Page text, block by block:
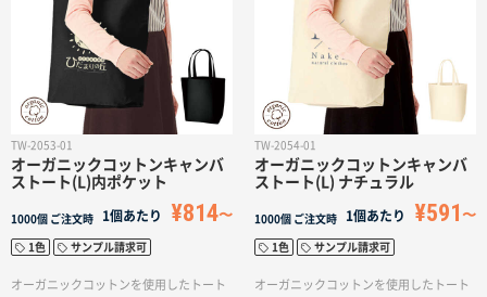
イベントから探す
印刷色から探す
サイトメニュー
初めての方へ
TW-2053-01
オーガニックコットンキャンバ
ストート(L)内ポケット
1000個 ご注文時 1個あたり ¥814
1色 サンプル請求可
オーガニックコットンを使用したトート
TW-2054-01
オーガニックコットンキャンバ
ストート(L) ナチュラル
1000個 ご注文時 1個あたり ¥591
1色 サンプル請求可
オーガニックコットンを使用したトート